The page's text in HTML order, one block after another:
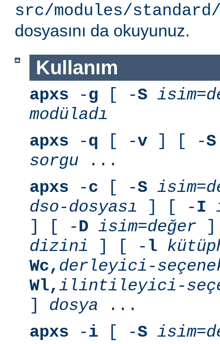
src/modules/standard/
dosyasını da okuyunuz.
Kullanım
apxs -g [ -S
modüladı
apxs -q [ -v ] [ -S
sorgu ...
apxs -c [ -S
dso-dosyası ] [ -I
] [ -D isim=değer ]
dizini ] [ - l
Wc, derleyici-
Wl,ilintileyici-
] dosya ...
apxs -i [ -S